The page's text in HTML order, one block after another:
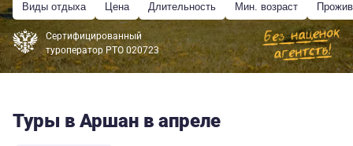
Виды отдыха Цена Длительность Мин. возраст
Сертифицированный
туроператор РТО 020723
Туры в Аршан в апреле